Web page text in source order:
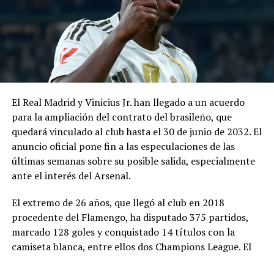
hormonal por un déficit de crecimiento, Jorge buscó
soluciones en Argentina sin éxito. Empujó entonces la
opción europea: logró que el Barcelona fichara a un
juvenil extranjero de 13 años, le financiara el
tratamiento, le ofreciera techo, trabajo a la familia y
derechos de imagen. Él mismo se quedó solo con su hijo
Rosario, en uno de los momentos más duros y
determinantes de la historia del jugador.
“Mi viejo estuvo siempre al lado mío. Vivimos muchas
cosas feas… Él me preguntó qué querés hacer, ¿querés
seguir o nos volvemos? Yo quise seguir y él se quedó
padre y consejero sentó las bases de una carrera que
cambiaría el fútbol. Jorge se convirtió en su
representante y gestor de negocios, negociando
contratos, patrocinios y decisiones clave sin casi nunca
El Real Madrid y Vinicius Jr. han llegado a un acuerdo
para la ampliación del contrato del brasileño, que
quedará vinculado al club hasta el 30 de junio de 2032. El
anuncio oficial pone fin a las especulaciones de las
últimas semanas sobre su posible salida, especialmente
ante el interés del Arsenal.
El extremo de 26 años, que llegó al club en 2018
procedente del Flamengo, ha disputado 375 partidos,
marcado 128 goles y conquistado 14 títulos con la
camiseta blanca, entre ellos dos Champions League. El